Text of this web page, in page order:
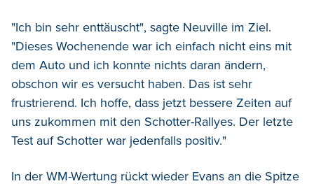
"Ich bin sehr enttäuscht", sagte Neuville im Ziel.
"Dieses Wochenende war ich einfach nicht eins mit
dem Auto und ich konnte nichts daran ändern,
obschon wir es versucht haben. Das ist sehr
frustrierend. Ich hoffe, dass jetzt bessere Zeiten auf
uns zukommen mit den Schotter-Rallyes. Der letzte
Test auf Schotter war jedenfalls positiv."
In der WM-Wertung rückt wieder Evans an die Spitze